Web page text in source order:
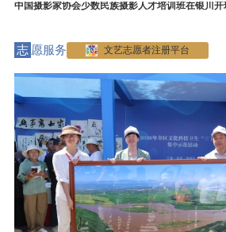
中国摄影家协会少数民族摄影人才培训班在银川开
志 愿服务 文艺志愿者注册平台